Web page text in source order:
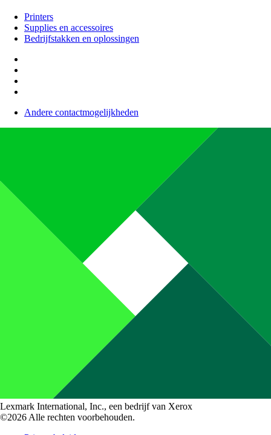
Printers
Supplies en accessoires
Bedrijfstakken en oplossingen
Andere contactmogelijkheden
Lexmark International, Inc., een bedrijf van Xerox
©2026 Alle rechten voorbehouden.